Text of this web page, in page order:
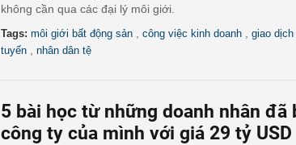
không cần qua các đại lý môi giới.
Tags: môi giới bất động sản công việc kinh doanh
giao
tuyến
nhân dân tệ
5 bài học từ những doanh nhân đã
công ty của mình với giá 29 tỷ USD